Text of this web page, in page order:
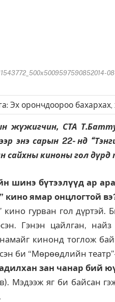
жүжигчин, СТА
энэ сарын 22- нд
сайхны киноны гол дүрд
шинэ бүтээлүүд ар
кино ямар онцлогтой
кино гурван гол дүртэй.
Гэнэн цайлган,
кинонд тоглож
би “Мөрөөдлийн
зан чанар бий
Мэдээж яг би байсан